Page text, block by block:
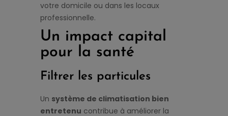
votre domicile ou dans les locaux
professionnelle.
Un impact capital
pour la santé
Filtrer les particules
Un système de climatisation bien
entretenu contribue à améliorer la